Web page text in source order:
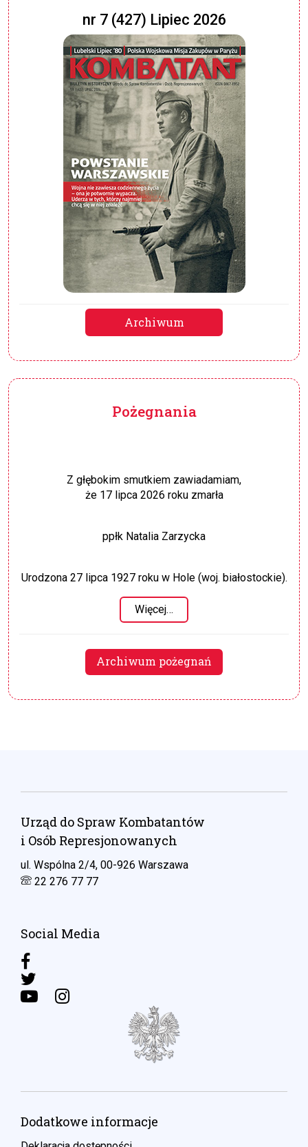
nr 7 (427) Lipiec 2026
Archiwum
Pożegnania
Z głębokim smutkiem zawiadamiam,
że 17 lipca 2026 roku zmarła
ppłk Natalia Zarzycka
Urodzona 27 lipca 1927 roku w Hole (woj. białostockie).
Więcej…
Archiwum pożegnań
Urząd do Spraw Kombatantów
i Osób Represjonowanych
ul. Wspólna 2/4, 00-926 Warszawa
22 276 77 77
Social Media
Dodatkowe informacje